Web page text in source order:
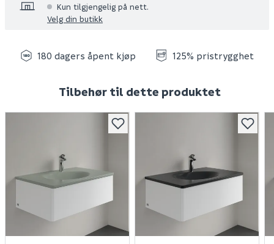
Kun tilgjengelig på nett.
Velg din butikk
180 dagers åpent kjøp 125% pristrygghet
Tilbehør til dette produktet